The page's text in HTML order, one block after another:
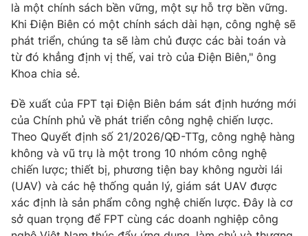
là một chính sách bền vững, một sự hỗ trợ bền vững.
Khi Điện Biên có một chính sách dài hạn, công nghệ sẽ
phát triển, chúng ta sẽ làm chủ được các bài toán và
từ đó khẳng định vị thế, vai trò của Điện Biên," ông
Khoa chia sẻ.
Đề xuất của FPT tại Điện Biên bám sát định hướng mới
của Chính phủ về phát triển công nghệ chiến lược.
Theo Quyết định số 21/2026/QĐ-TTg, công nghệ hàng
không và vũ trụ là một trong 10 nhóm công nghệ
chiến lược; thiết bị, phương tiện bay không người lái
(UAV) và các hệ thống quản lý, giám sát UAV được
xác định là sản phẩm công nghệ chiến lược. Đây là cơ
sở quan trọng để FPT cùng các doanh nghiệp công